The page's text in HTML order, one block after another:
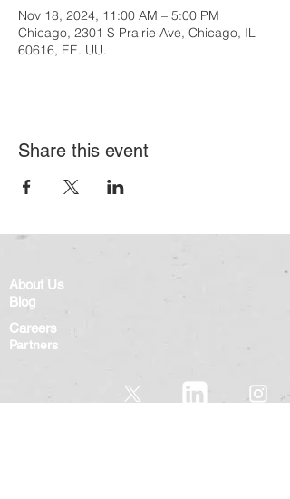
Nov 18, 2024, 11:00 AM – 5:00 PM
Chicago, 2301 S Prairie Ave, Chicago, IL
60616, EE. UU.
Share this event
About Us
Blog
Careers
Partners